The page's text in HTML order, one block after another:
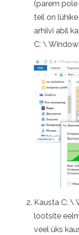
(parem
teil on
arhiivi abil
C: \
Kausta C: \
lootsite
veel üks